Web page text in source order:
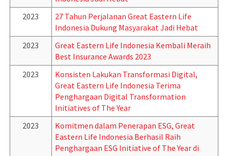
2023
27 Tahun Perjalanan Great Eastern Life
Indonesia Dukung Masyarakat Jadi Hebat
2023
Great Eastern Life Indonesia Kembali Meraih
Best Insurance Awards 2023
2023
Konsisten Lakukan Transformasi Digital,
Great Eastern Life Indonesia Terima
Penghargaan Digital Transformation
Initiatives of The Year
2023
Komitmen dalam Penerapan ESG, Great
Eastern Life Indonesia Berhasil Raih
Penghargaan ESG Initiative of The Year di